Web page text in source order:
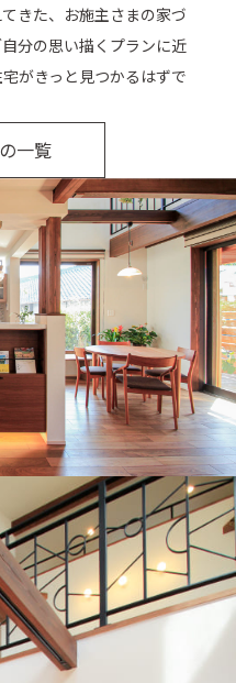
きた、お施主さまの家づ
分の思い描くプランに近
がきっと見つかるはずで
一覧